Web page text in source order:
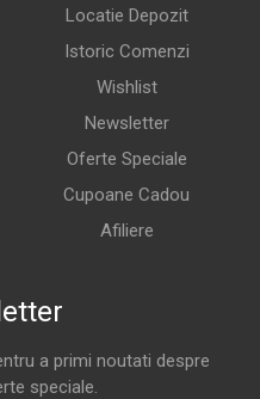
Locatie Depozit
Istoric Comenzi
Wishlist
Newsletter
Oferte Speciale
Cupoane Cadou
Afiliere
a primi noutati despre
speciale.